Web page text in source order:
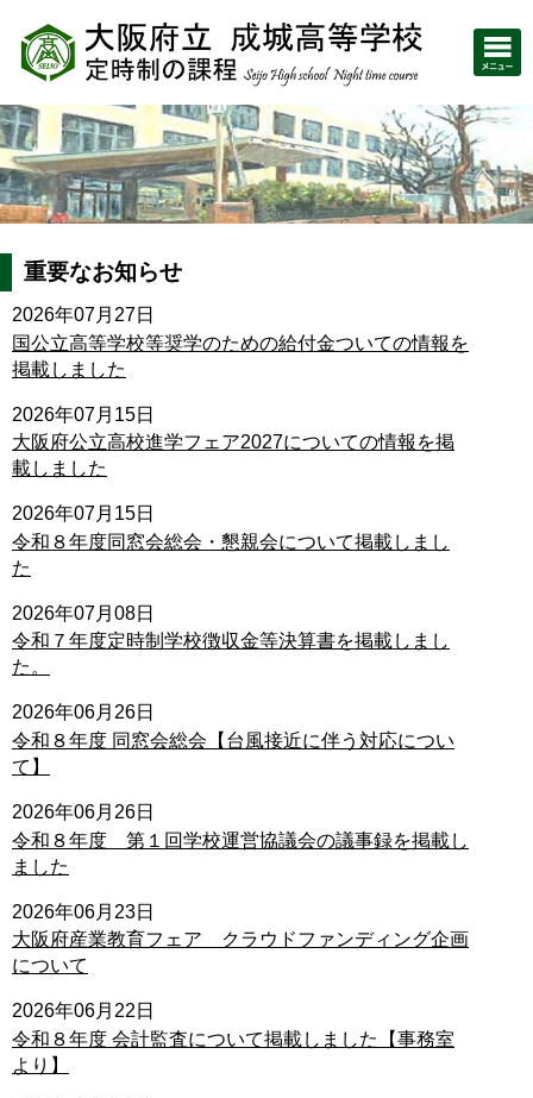
重要なお知らせ
2026年07月27日
国公立高等学校等奨学のための給付金ついての情報を
掲載しました
2026年07月15日
大阪府公立高校進学フェア2027についての情報を掲
載しました
2026年07月15日
令和８年度同窓会総会・懇親会について掲載しまし
た
2026年07月08日
令和７年度定時制学校徴収金等決算書を掲載しまし
た。
2026年06月26日
令和８年度 同窓会総会【台風接近に伴う対応につい
て】
2026年06月26日
令和８年度 第１回学校運営協議会の議事録を掲載し
ました
2026年06月23日
大阪府産業教育フェア クラウドファンディング企画
について
2026年06月22日
令和８年度 会計監査について掲載しました【事務室
より】